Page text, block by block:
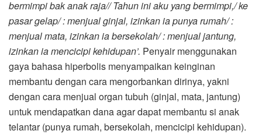
bermimpi bak anak raja// Tahun ini aku yang bermimpi,/ ke
pasar gelap/ : menjual ginjal, izinkan ia punya rumah/ :
menjual mata, izinkan ia bersekolah/ : menjual jantung,
izinkan ia mencicipi kehidupan’. Penyair menggunakan
gaya bahasa hiperbolis menyampaikan keinginan
membantu dengan cara mengorbankan dirinya, yakni
dengan cara menjual organ tubuh (ginjal, mata, jantung)
untuk mendapatkan dana agar dapat membantu si anak
telantar (punya rumah, bersekolah, mencicipi kehidupan).